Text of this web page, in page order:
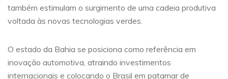
também estimulam o surgimento de uma cadeia produtiva
voltada às novas tecnologias verdes.
O estado da Bahia se posiciona como referência em
inovação automotiva, atraindo investimentos
internacionais e colocando o Brasil em patamar de